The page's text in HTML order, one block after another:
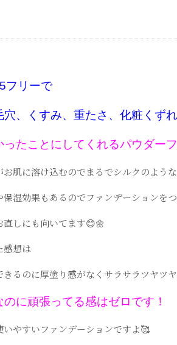
5フリーで
穴、くすみ、重たさ、化粧くずれ
ったことにしてくれるパウダー
お肌に溶け込むのでまるでシルクのような
保湿効果もあるのでファンデーションを
直しにも向いてます😊🌼
感想は
きるのに厚塗り感がなく サラサラツヤツ
のに頑張ってる感はゼロです！
いやすいファンデーションですよ🥰